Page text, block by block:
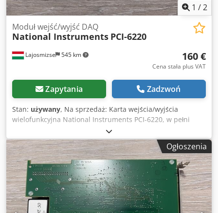
1 /2
Lajosmizse 545 km
Moduł wejść/wyjść DAQ
National Instruments PCI-6220
160 €
Cena stała plus VAT
Zapytania Zadzwoń
Stan: używany, Na sprzedaż: Karta wejścia/wyjścia
wielofunkcyjna National Instruments PCI-6220, w pełni
sprawna. Producent: National Instruments (NI) Model: PCI-
6220 Dkedpfx Aozqy Eroiler Numer katalogowy: 191329D-
04L Miejsce produkcji: Węgry Stan: Używany – w pełni
przetestowany i sprawny Testowane: NI MAX –
potwierdzono działanie Wejścia analogowe: 16 AI (16 bitów,
250 kS/s) Wejścia/wyjścia cyfrowe: 24 DIO Liczniki: Dwa 32-
bitowe liczniki/timery Interfejs: PCI Sterownik:
kompatybilny z NI-DAQmx Przetestowano za pomocą
Ogłoszenia